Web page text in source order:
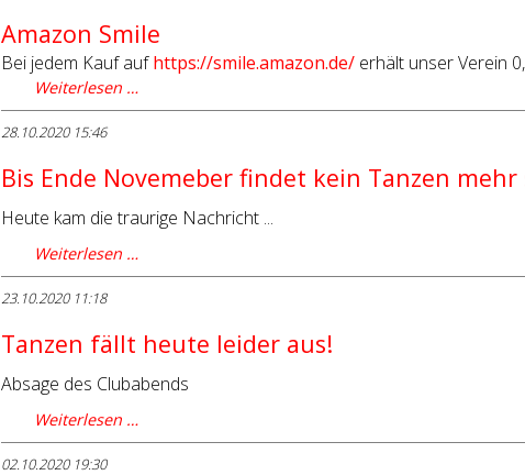
Amazon Smile
Bei jedem Kauf aufhttps://smile.amazon.de/ erhält unser Verein
Weiterlesen …
28.10.2020 15:46
Bis Ende Novemeber findet kein Tanzen
Heute kam die traurige Nachricht ...
Weiterlesen …
23.10.2020 11:18
Tanzen fällt heute leider aus!
Absage des Clubabends
Weiterlesen …
02.10.2020 19:30